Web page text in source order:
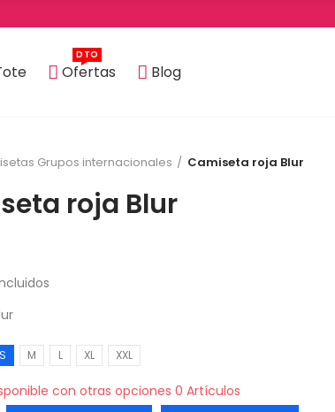
Ofertas
DTO
Blog
Grupos internacionales Camiseta roja Blur
roja Blur
S M L XL XXL
con otras opciones 0 Artículos